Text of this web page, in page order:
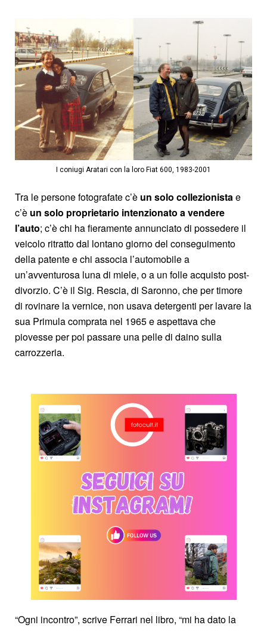
I coniugi Aratari con la loro Fiat 600, 1983-2001
Tra le persone fotografate c’è un solo collezionistae
c’è un solo proprietario intenzionato a vendere
l’auto; c’è chi ha fieramente annunciato di possedere il
veicolo ritratto dal lontano giorno del conseguimento
della patente e chi associa l’automobile a
un’avventurosa luna di miele, o a un folle acquisto post-
divorzio. C’è il Sig. Rescia, di Saronno, che per timore
di rovinare la vernice, non usava detergenti per lavare la
sua Primula comprata nel 1965 e aspettava che
piovesse per poi passare una pelle di daino sulla
carrozzeria.
“Ogni incontro”, scrive Ferrari nel libro, “mi ha dato la